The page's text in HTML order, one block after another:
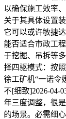
以确保施工效率
关于其具体设置
它可以或许敏捷
能否适合市政工
于挖掘、吊拆等
择四驱模式：按
徐工矿机“一诺令
不[细致]2026-04-
年三度调整，很
的场景。必需细